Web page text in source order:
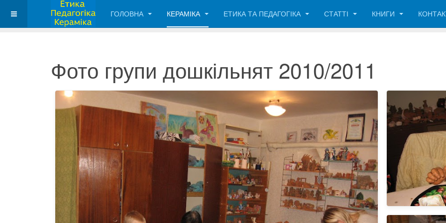
ГОЛОВНА КЕРАМІКА ЕТИКА ТА ПЕДАГОГІКА СТАТТІ КНИГИ
Фото групи дошкільнят 2010/2011